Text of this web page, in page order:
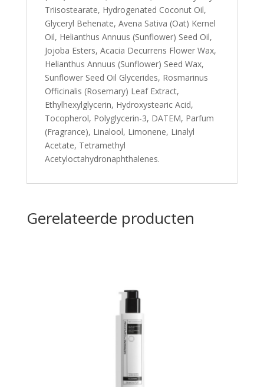
Triisostearate, Hydrogenated Coconut Oil,
Glyceryl Behenate, Avena Sativa (Oat) Kernel
Oil, Helianthus Annuus (Sunflower) Seed Oil,
Jojoba Esters, Acacia Decurrens Flower Wax,
Helianthus Annuus (Sunflower) Seed Wax,
Sunflower Seed Oil Glycerides, Rosmarinus
Officinalis (Rosemary) Leaf Extract,
Ethylhexylglycerin, Hydroxystearic Acid,
Tocopherol, Polyglycerin-3, DATEM, Parfum
(Fragrance), Linalool, Limonene, Linalyl
Acetate, Tetramethyl
Acetyloctahydronaphthalenes.
Gerelateerde producten